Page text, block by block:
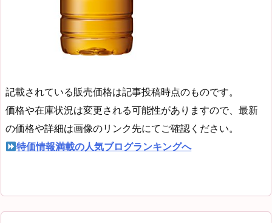
記載されている販売価格は記事投稿時点のものです。
価格や在庫状況は変更される可能性がありますので、最新
の価格や詳細は画像のリンク先にてご確認ください。
特価情報満載の人気ブログランキングへ